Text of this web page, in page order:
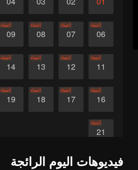
06
أعضاء
07
أعضاء
08
أعضاء
09
أعضاء
11
أعضاء
12
أعضاء
13
أعضاء
14
أعضاء
16
أعضاء
17
أعضاء
18
أعضاء
19
أعضاء
21
أعضاء
فيديوهات اليوم الرائجة